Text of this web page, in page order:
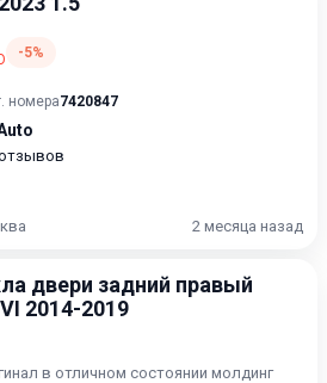
-5%
номера7420847
2 месяца назад
двери задний правый
2014-2019
в отличном состоянии молдинг